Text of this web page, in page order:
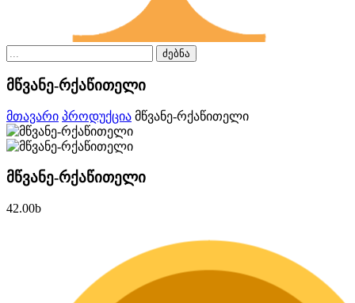
ძებნა
მწვანე-რქაწითელი
მთავარი პროდუქცია მწვანე-რქაწითელი
მწვანე-რქაწითელი
42.00b